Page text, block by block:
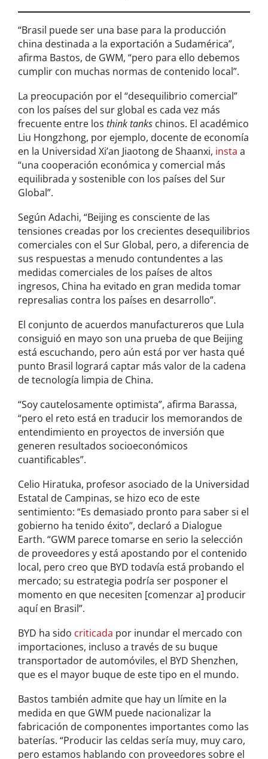
“Brasil puede ser una base para la producción
china destinada a la exportación a Sudamérica”,
afirma Bastos, de GWM, “pero para ello debemos
cumplir con muchas normas de contenido local”.
La preocupación por el “desequilibrio comercial”
con los países del sur global es cada vez más
frecuente entre los think tanks chinos. El académico
Liu Hongzhong, por ejemplo, docente de economía
en la Universidad Xi’an Jiaotong de Shaanxi, insta a
“una cooperación económica y comercial más
equilibrada y sostenible con los países del Sur
Global”.
Según Adachi, “Beijing es consciente de las
tensiones creadas por los crecientes desequilibrios
comerciales con el Sur Global, pero, a diferencia de
sus respuestas a menudo contundentes a las
medidas comerciales de los países de altos
ingresos, China ha evitado en gran medida tomar
represalias contra los países en desarrollo”.
El conjunto de acuerdos manufactureros que Lula
consiguió en mayo son una prueba de que Beijing
está escuchando, pero aún está por ver hasta qué
punto Brasil logrará captar más valor de la cadena
de tecnología limpia de China.
“Soy cautelosamente optimista”, afirma Barassa,
“pero el reto está en traducir los memorandos de
entendimiento en proyectos de inversión que
generen resultados socioeconómicos
cuantificables”.
Celio Hiratuka, profesor asociado de la Universidad
Estatal de Campinas, se hizo eco de este
sentimiento: “Es demasiado pronto para saber si el
gobierno ha tenido éxito”, declaró a Dialogue
Earth. “GWM parece tomarse en serio la selección
de proveedores y está apostando por el contenido
local, pero creo que BYD todavía está probando el
mercado; su estrategia podría ser posponer el
momento en que necesiten [comenzar a] producir
aquí en Brasil”.
BYD ha sido criticada por inundar el mercado con
importaciones, incluso a través de su buque
transportador de automóviles, el BYD Shenzhen,
que es el mayor buque de este tipo en el mundo.
Bastos también admite que hay un límite en la
medida en que GWM puede nacionalizar la
fabricación de componentes importantes como las
baterías. “Producir las celdas sería muy, muy caro,
pero estamos hablando con proveedores sobre el